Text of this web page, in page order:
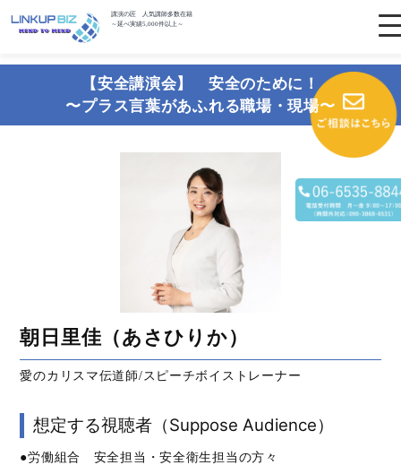
講演の匠 人気講師多数在籍
～延べ実績5,000件以上～
【安全講演会】 安全のために！
〜プラス言葉があふれる職場・現場〜
朝日里佳（あさひりか）
愛のカリスマ伝道師/スピーチボイストレーナー
想定する視聴者（Suppose Audience）
●労働組合 安全担当・安全衛生担当の方々